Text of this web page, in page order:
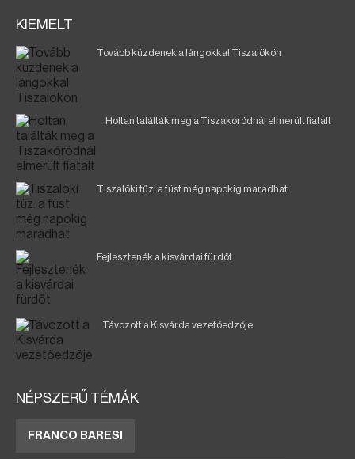
KIEMELT
Tovább küzdenek a lángokkal Tiszalökön
Holtan találták meg a Tiszakóródnál elmerült fiatalt
Tiszalöki tűz: a füst még napokig maradhat
Fejlesztenék a kisvárdai fürdőt
Távozott a Kisvárda vezetőedzője
NÉPSZERŰ TÉMÁK
FRANCO BARESI